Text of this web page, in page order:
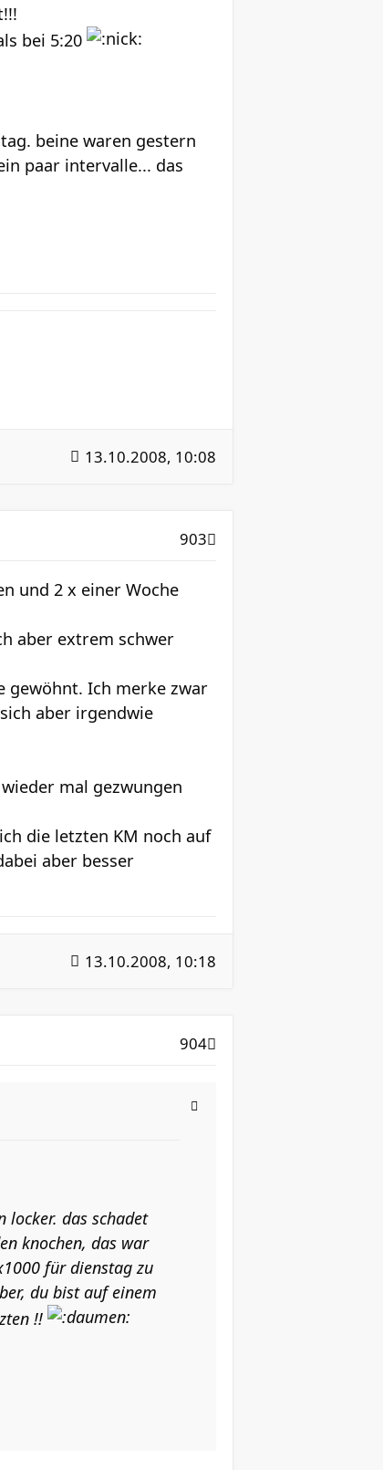
bei 5:20
beine waren gestern
paar intervalle... das
13.10.2008, 10:08
903
und 2 x einer Woche
aber extrem schwer
gewöhnt. Ich merke zwar
aber irgendwie
mal gezwungen
die letzten KM noch auf
aber besser
13.10.2008, 10:18
904
locker. das schadet
knochen, das war
für dienstag zu
du bist auf einem
!!